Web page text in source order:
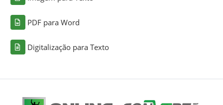
PDF para Word
Digitalização para Texto